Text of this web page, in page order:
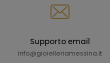
Supporto email
info@gioielleriamessina.it